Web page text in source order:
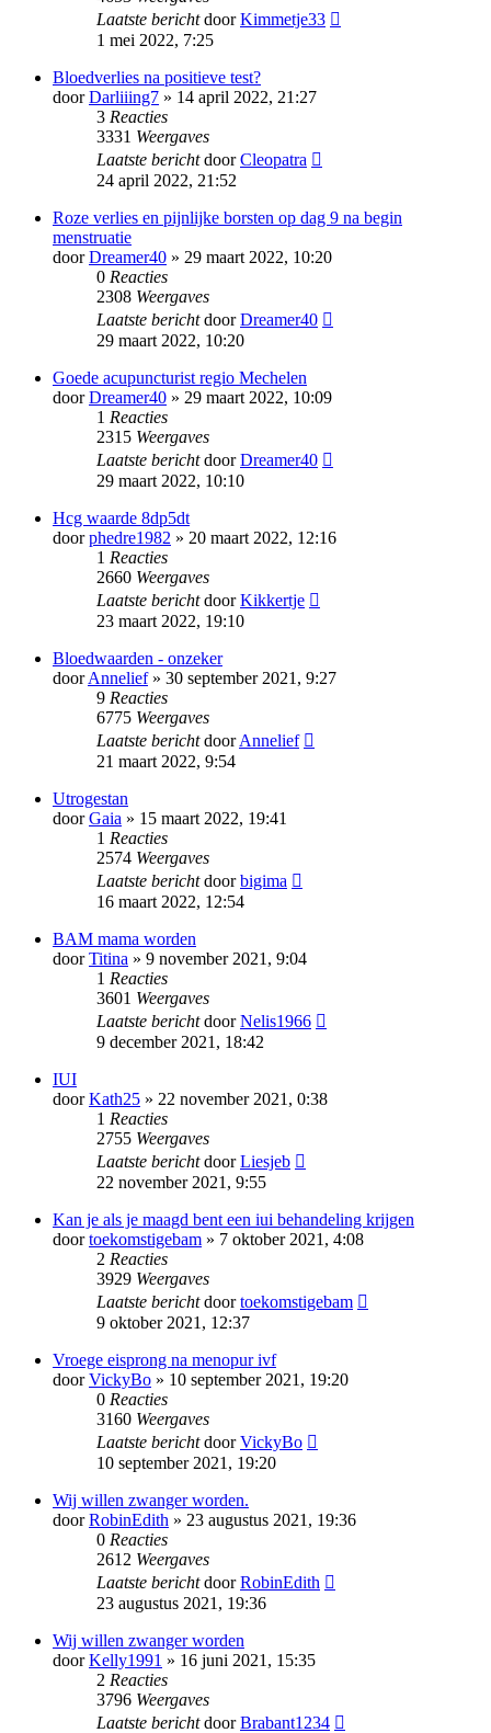
Laatste berichtdoorKimmetje33
1 mei 2022, 7:25
Bloedverlies na positieve test?
doorDarliiing7 » 14 april 2022, 21:27
3 Reacties
3331 Weergaves
Laatste berichtdoorCleopatra
24 april 2022, 21:52
Roze verlies en pijnlijke borsten op dag 9 na begin
menstruatie
doorDreamer40 » 29 maart 2022, 10:20
0 Reacties
2308 Weergaves
Laatste berichtdoorDreamer40
29 maart 2022, 10:20
Goede acupuncturist regio Mechelen
doorDreamer40 » 29 maart 2022, 10:09
1 Reacties
2315 Weergaves
Laatste berichtdoorDreamer40
29 maart 2022, 10:10
Hcg waarde 8dp5dt
doorphedre1982 » 20 maart 2022, 12:16
1 Reacties
2660 Weergaves
Laatste berichtdoorKikkertje
23 maart 2022, 19:10
Bloedwaarden - onzeker
doorAnnelief» 30 september 2021, 9:27
9 Reacties
6775 Weergaves
Laatste berichtdoorAnnelief
21 maart 2022, 9:54
Utrogestan
doorGaia » 15 maart 2022, 19:41
1 Reacties
2574 Weergaves
Laatste berichtdoorbigima
16 maart 2022, 12:54
BAM mama worden
doorTitina » 9 november 2021, 9:04
1 Reacties
3601 Weergaves
Laatste berichtdoorNelis1966
9 december 2021, 18:42
IUI
doorKath25 » 22 november 2021, 0:38
1 Reacties
2755 Weergaves
Laatste berichtdoorLiesjeb
22 november 2021, 9:55
Kan je als je maagd bent een iui behandeling krijgen
doortoekomstigebam » 7 oktober 2021, 4:08
2 Reacties
3929 Weergaves
Laatste berichtdoortoekomstigebam
9 oktober 2021, 12:37
Vroege eisprong na menopur ivf
doorVickyBo » 10 september 2021, 19:20
0 Reacties
3160 Weergaves
Laatste berichtdoorVickyBo
10 september 2021, 19:20
Wij willen zwanger worden.
doorRobinEdith » 23 augustus 2021, 19:36
0 Reacties
2612 Weergaves
Laatste berichtdoorRobinEdith
23 augustus 2021, 19:36
Wij willen zwanger worden
doorKelly1991 » 16 juni 2021, 15:35
2 Reacties
3796 Weergaves
Laatste berichtdoorBrabant1234